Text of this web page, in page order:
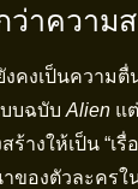
ว่าความ
คงเป็นความตื่
บฉบับ Alien แ
างให้เป็น “เรื่
ของตัวละครใ